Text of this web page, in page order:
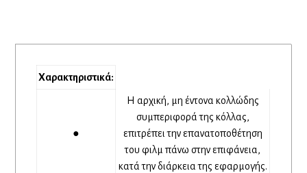
Χαρακτηριστικά:
●
Η αρχική, μη έντονα κολλώδης
συμπεριφορά της κόλλας,
επιτρέπει την επανατοποθέτηση
του φιλμ πάνω στην επιφάνεια,
κατά την διάρκεια της εφαρμογής.